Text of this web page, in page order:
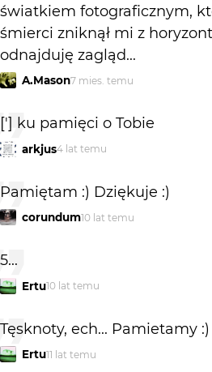
światkiem fotograficznym,
śmierci zniknął mi z
odnajduję zagląd...
A.Mason7 mies. temu
['] ku pamięci o Tobie
arkjus4 lat temu
Pamiętam :) Dziękuje :)
corundum10 lat temu
5...
Ertu10 lat temu
Tęsknoty, ech... Pamietamy :)
Ertu11 lat temu